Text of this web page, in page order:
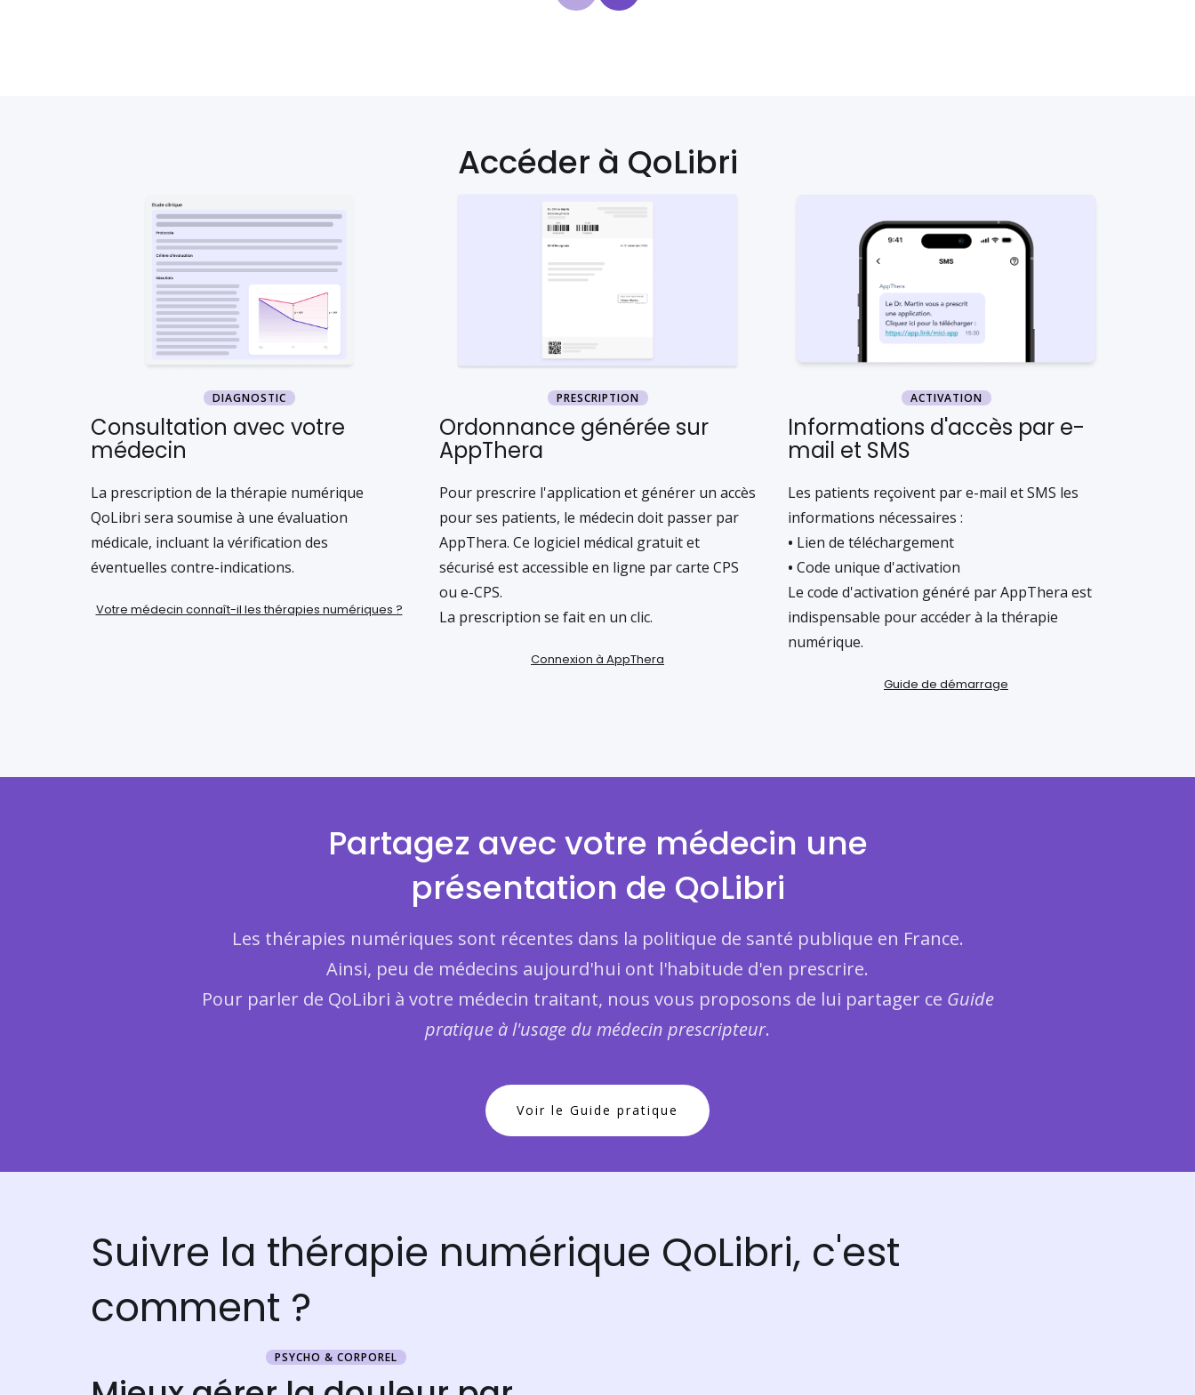
Accéder à QoLibri
DIAGNOSTIC
Consultation avec votre
médecin
La prescription de la thérapie numérique
QoLibri sera soumise à une évaluation
médicale, incluant la vérification des
éventuelles contre-indications.
Votre médecin connaît-il les thérapies numériques ?
PRESCRIPTION
Ordonnance générée sur
AppThera
Pour prescrire l'application et générer un accès
pour ses patients, le médecin doit passer par
AppThera. Ce logiciel médical gratuit et
sécurisé est accessible en ligne par carte CPS
ou e-CPS.
La prescription se fait en un clic.
Connexion à AppThera
ACTIVATION
Informations d'accès par e-
mail et SMS
Les patients reçoivent par e-mail et SMS les
informations nécessaires :
• Lien de téléchargement
• Code unique d'activation
Le code d'activation généré par AppThera est
indispensable pour accéder à la thérapie
numérique.
Guide de démarrage
Partagez avec votre médecin une
présentation de QoLibri
Les thérapies numériques sont récentes dans la politique de santé publique en France.
Ainsi, peu de médecins aujourd'hui ont l'habitude d'en prescrire.
Pour parler de QoLibri à votre médecin traitant, nous vous proposons de lui partager ce Guide
pratique à l'usage du médecin prescripteur.
Voir le Guide pratique
Suivre la thérapie numérique QoLibri, c'est
comment ?
PSYCHO & CORPOREL